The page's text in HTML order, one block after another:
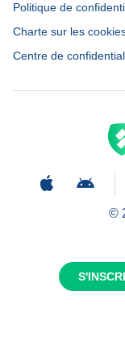
Politique de
Charte sur les
Centre de
©